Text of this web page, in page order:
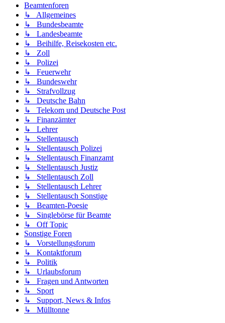
Beamtenforen
↳ Allgemeines
↳ Bundesbeamte
↳ Landesbeamte
↳ Beihilfe, Reisekosten etc.
↳ Zoll
↳ Polizei
↳ Feuerwehr
↳ Bundeswehr
↳ Strafvollzug
↳ Deutsche Bahn
↳ Telekom und Deutsche Post
↳ Finanzämter
↳ Lehrer
↳ Stellentausch
↳ Stellentausch Polizei
↳ Stellentausch Finanzamt
↳ Stellentausch Justiz
↳ Stellentausch Zoll
↳ Stellentausch Lehrer
↳ Stellentausch Sonstige
↳ Beamten-Poesie
↳ Singlebörse für Beamte
↳ Off Topic
Sonstige Foren
↳ Vorstellungsforum
↳ Kontaktforum
↳ Politik
↳ Urlaubsforum
↳ Fragen und Antworten
↳ Sport
↳ Support, News & Infos
↳ Mülltonne